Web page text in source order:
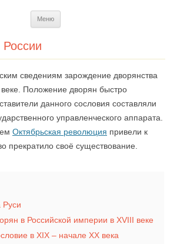
Меню
сведениям зарождение дворянства
Положение дворян быстро
данного сословия составляли
управленческого аппарата.
Октябрьская революция привели к
прекратило своё существование.
Руси
в Российской империи в XVIII веке
в XIX – начале XX века